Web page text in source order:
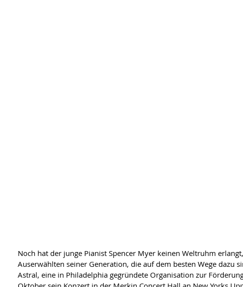
Noch hat der junge Pianist Spencer Myer keinen Weltruhm
Auserwählten seiner Generation, die auf dem besten Wege dazu
Astral, eine in Philadelphia gegründete Organisation zur